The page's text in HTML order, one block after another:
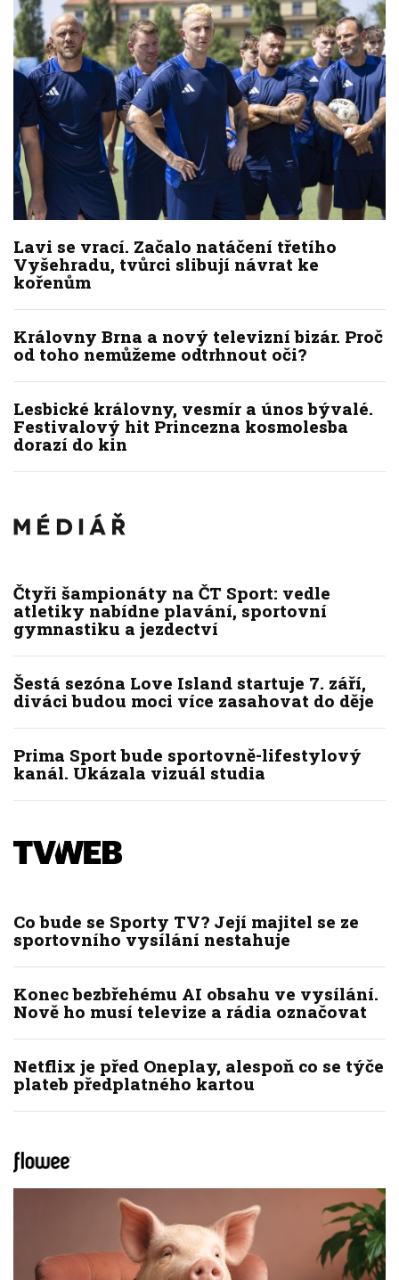
Lavi se vrací. Začalo natáčení třetího
Vyšehradu, tvůrci slibují návrat ke
kořenům
Královny Brna a nový televizní bizár. Proč
od toho nemůžeme odtrhnout oči?
Lesbické královny, vesmír a únos bývalé.
Festivalový hit Princezna kosmolesba
dorazí do kin
Čtyři šampionáty na ČT Sport: vedle
atletiky nabídne plavání, sportovní
gymnastiku a jezdectví
Šestá sezóna Love Island startuje 7. září,
diváci budou moci více zasahovat do děje
Prima Sport bude sportovně-lifestylový
kanál. Ukázala vizuál studia
Co bude se Sporty TV? Její majitel se ze
sportovního vysílání nestahuje
Konec bezbřehému AI obsahu ve vysílání.
Nově ho musí televize a rádia označovat
Netflix je před Oneplay, alespoň co se týče
plateb předplatného kartou